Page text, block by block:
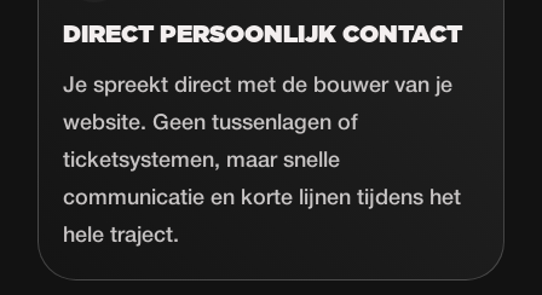
DIRECT PERSOONLIJK CONTACT
Je spreekt direct met de bouwer van je
website. Geen tussenlagen of
ticketsystemen, maar snelle
communicatie en korte lijnen tijdens het
hele traject.